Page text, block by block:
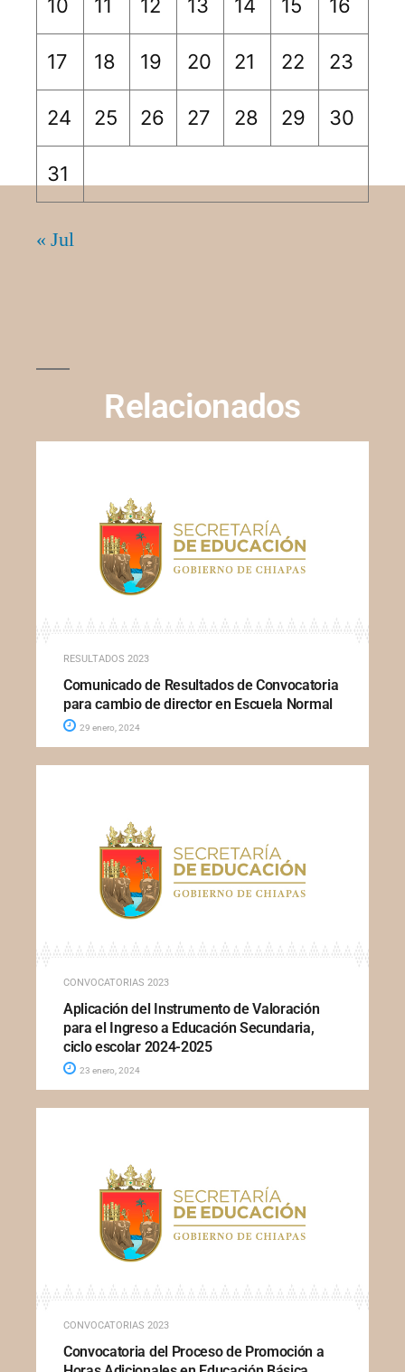
10 11 12 13 14 15 16
17 18 19 20 21 22 23
24 25 26 27 28 29 30
31
« Jul
Relacionados
RESULTADOS 2023
Comunicado de Resultados de Convocatoria
para cambio de director en Escuela Normal
29 enero, 2024
CONVOCATORIAS 2023
Aplicación del Instrumento de Valoración
para el Ingreso a Educación Secundaria,
ciclo escolar 2024-2025
23 enero, 2024
CONVOCATORIAS 2023
Convocatoria del Proceso de Promoción a